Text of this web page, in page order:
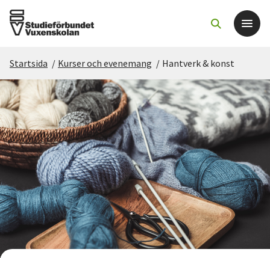
Det här gör vi
För dig som
Sök kurser och evenemang
Om SV
Starta studiecirkel
Cirkelledare
Startsida / Kurser och evenemang / Hantverk & konst